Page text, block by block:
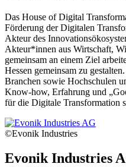
Das House of Digital
Förderung der Digitalen
Akteur des
Akteur*innen aus Wirtschaft,
gemeinsam an einem Ziel
Hessen gemeinsam zu
Branchen sowie Hochschulen
Know-how, Erfahrung und
für die Digitale Transformation
©Evonik Industries
Evonik Industries